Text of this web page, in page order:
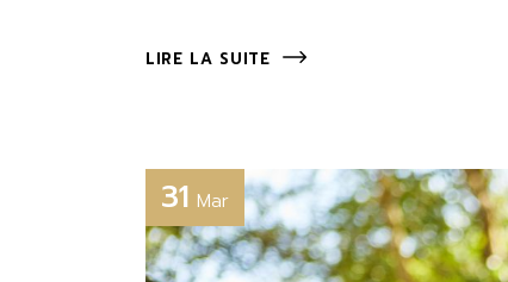
LIRE LA SUITE
31 Mar